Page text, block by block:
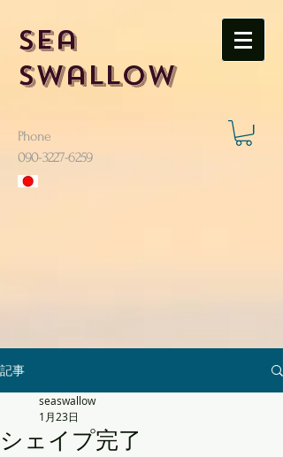
Sea
Swallow
Phone
​090-3227-6259
記事
シェイプ完了
seaswallow
1月23日